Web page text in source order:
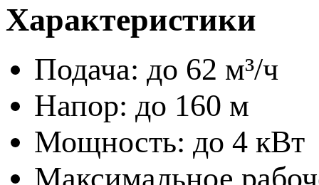
Характеристики
Подача: до 62 м³/ч
Напор: до 160 м
Мощность: до 4 кВт